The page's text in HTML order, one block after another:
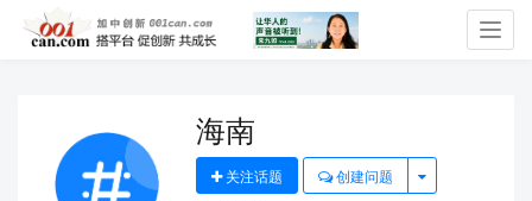
海南
关注话题
创建问题